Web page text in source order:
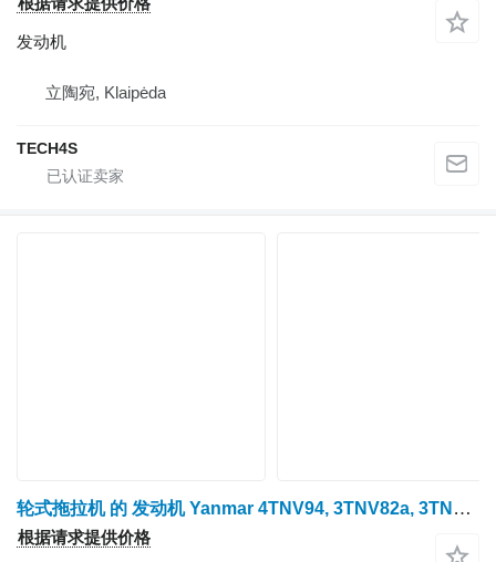
发动机
立陶宛, Klaipėda
TECH4S
轮式拖拉机 的 发动机 Yanmar 4TNV94, 3TNV82a, 3TNV84, 4TNV84
根据请求提供价格